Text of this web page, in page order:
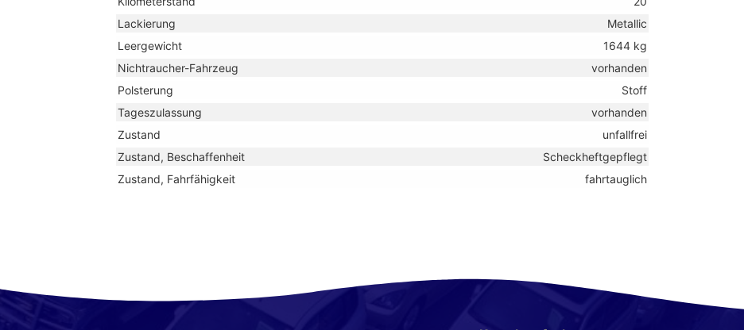
Lackierung
Metallic
Leergewicht
1644 kg
Nichtraucher-Fahrzeug
vorhanden
Polsterung
Stoff
Tageszulassung
vorhanden
Zustand
unfallfrei
Zustand, Beschaffenheit
Scheckheftgepflegt
Zustand, Fahrfähigkeit
fahrtauglich